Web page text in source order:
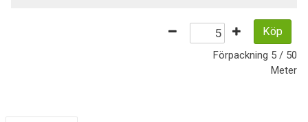
Köp
Förpackning 5 / 50
Meter